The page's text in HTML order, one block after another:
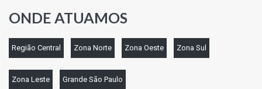
ONDE ATUAMOS
Região Central Zona Norte Zona Oeste Zona Sul
Zona Leste Grande São Paulo